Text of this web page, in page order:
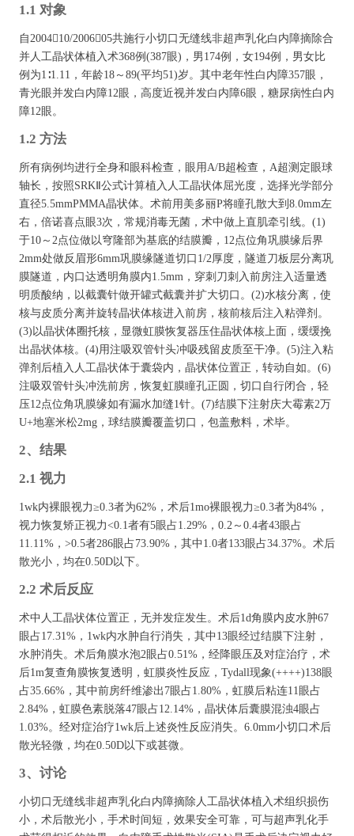
1.1 对象
自200410/200605共施行小切口无缝线非超声乳化白内障摘除合
并人工晶状体植入术368例(387眼)，男174例，女194例，男女比
例为1∶1.11，年龄18～89(平均51)岁。其中老年性白内障357眼，
青光眼并发白内障12眼，高度近视并发白内障6眼，糖尿病性白内
障12眼。
1.2 方法
所有病例均进行全身和眼科检查，眼用A/B超检查，A超测定眼球
轴长，按照SRKⅡ公式计算植入人工晶状体屈光度，选择光学部分
直径5.5mmPMMA晶状体。术前用美多丽P将瞳孔散大到8.0mm左
右，倍诺喜点眼3次，常规消毒无菌，术中做上直肌牵引线。(1)
于10～2点位做以穹隆部为基底的结膜瓣，12点位角巩膜缘后界
2mm处做反眉形6mm巩膜缘隧道切口1/2厚度，隧道刀板层分离巩
膜隧道，内口达透明角膜内1.5mm，穿刺刀刺入前房注入适量透
明质酸纳，以截囊针做开罐式截囊并扩大切口。(2)水核分离，使
核与皮质分离并旋转晶状体核进入前房，核前核后注入粘弹剂。
(3)以晶状体圈托核，显微虹膜恢复器压住晶状体核上面，缓缓挽
出晶状体核。(4)用注吸双管针头冲吸残留皮质至干净。(5)注入粘
弹剂后植入人工晶状体于囊袋内，晶状体位置正，转动自如。(6)
注吸双管针头冲洗前房，恢复虹膜瞳孔正圆，切口自行闭合，轻
压12点位角巩膜缘如有漏水加缝1针。(7)结膜下注射庆大霉素2万
U+地塞米松2mg，球结膜瓣覆盖切口，包盖敷料，术毕。
2、结果
2.1 视力
1wk内裸眼视力≥0.3者为62%，术后1mo裸眼视力≥0.3者为84%，
视力恢复矫正视力<0.1者有5眼占1.29%，0.2～0.4者43眼占
11.11%，>0.5者286眼占73.90%，其中1.0者133眼占34.37%。术后
散光小，均在0.50D以下。
2.2 术后反应
术中人工晶状体位置正，无并发症发生。术后1d角膜内皮水肿67
眼占17.31%，1wk内水肿自行消失，其中13眼经过结膜下注射，
水肿消失。术后角膜水泡2眼占0.51%，经降眼压及对症治疗，术
后1m复查角膜恢复透明，虹膜炎性反应，Tydall现象(++++)138眼
占35.66%，其中前房纤维渗出7眼占1.80%，虹膜后粘连11眼占
2.84%，虹膜色素脱落47眼占12.14%，晶状体后囊膜混浊4眼占
1.03%。经对症治疗1wk后上述炎性反应消失。6.0mm小切口术后
散光轻微，均在0.50D以下或甚微。
3、讨论
小切口无缝线非超声乳化白内障摘除人工晶状体植入术组织损伤
小，术后散光小，手术时间短，效果安全可靠，可与超声乳化手